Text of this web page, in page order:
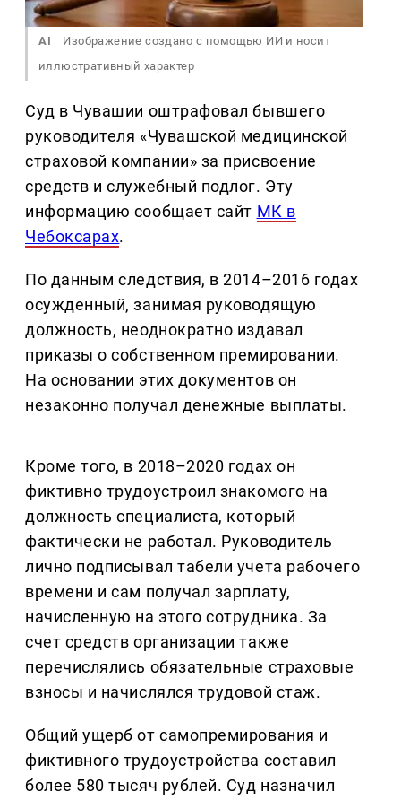
AI
Изображение создано с помощью ИИ и носит
иллюстративный характер
Суд в Чувашии оштрафовал бывшего
руководителя «Чувашской медицинской
страховой компании» за присвоение
средств и служебный подлог. Эту
информацию сообщает сайт МК в
Чебоксарах.
По данным следствия, в 2014–2016 годах
осужденный, занимая руководящую
должность, неоднократно издавал
приказы о собственном премировании.
На основании этих документов он
незаконно получал денежные выплаты.
Кроме того, в 2018–2020 годах он
фиктивно трудоустроил знакомого на
должность специалиста, который
фактически не работал. Руководитель
лично подписывал табели учета рабочего
времени и сам получал зарплату,
начисленную на этого сотрудника. За
счет средств организации также
перечислялись обязательные страховые
взносы и начислялся трудовой стаж.
Общий ущерб от самопремирования и
фиктивного трудоустройства составил
более 580 тысяч рублей. Суд назначил